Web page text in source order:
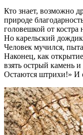
Кто знает, возможно
природе
головешкой от костра
Но карельский
Человек мучился,
Наконец, как
взять острый камень
Остаются штрихи!»